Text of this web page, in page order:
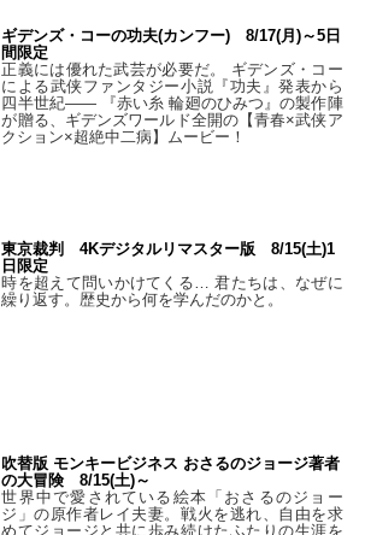
ギデンズ・コーの功夫(カンフー) 8/17(月)～5日
間限定
正義には優れた武芸が必要だ。 ギデンズ・コー
による武侠ファンタジー小説『功夫』発表から
四半世紀―― 『赤い糸 輪廻のひみつ』の製作陣
が贈る、ギデンズワールド全開の【青春×武侠ア
クション×超絶中二病】ムービー！
東京裁判 4Kデジタルリマスター版 8/15(土)1
日限定
時を超えて問いかけてくる… 君たちは、なぜに
繰り返す。歴史から何を学んだのかと。
吹替版 モンキービジネス おさるのジョージ著者
の大冒険 8/15(土)～
世界中で愛されている絵本「おさるのジョー
ジ」の原作者レイ夫妻。戦火を逃れ、自由を求
めてジョージと共に歩み続けたふたりの生涯を